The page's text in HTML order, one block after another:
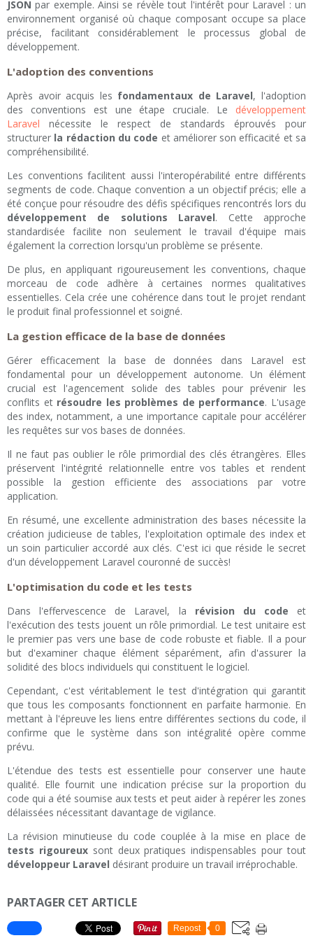
JSON par exemple. Ainsi se révèle tout l'intérêt pour Laravel : un
environnement organisé où chaque composant occupe sa place
précise, facilitant considérablement le processus global de
développement.
L'adoption des conventions
Après avoir acquis les fondamentaux de Laravel, l'adoption
des conventions est une étape cruciale. Le développement
Laravel nécessite le respect de standards éprouvés pour
structurer la rédaction du code et améliorer son efficacité et sa
compréhensibilité.
Les conventions facilitent aussi l'interopérabilité entre différents
segments de code. Chaque convention a un objectif précis; elle a
été conçue pour résoudre des défis spécifiques rencontrés lors du
développement de solutions Laravel. Cette approche
standardisée facilite non seulement le travail d'équipe mais
également la correction lorsqu'un problème se présente.
De plus, en appliquant rigoureusement les conventions, chaque
morceau de code adhère à certaines normes qualitatives
essentielles. Cela crée une cohérence dans tout le projet rendant
le produit final professionnel et soigné.
La gestion efficace de la base de données
Gérer efficacement la base de données dans Laravel est
fondamental pour un développement autonome. Un élément
crucial est l'agencement solide des tables pour prévenir les
conflits et résoudre les problèmes de performance. L'usage
des index, notamment, a une importance capitale pour accélérer
les requêtes sur vos bases de données.
Il ne faut pas oublier le rôle primordial des clés étrangères. Elles
préservent l'intégrité relationnelle entre vos tables et rendent
possible la gestion efficiente des associations par votre
application.
En résumé, une excellente administration des bases nécessite la
création judicieuse de tables, l'exploitation optimale des index et
un soin particulier accordé aux clés. C'est ici que réside le secret
d'un développement Laravel couronné de succès!
L'optimisation du code et les tests
Dans l'effervescence de Laravel, la révision du code et
l'exécution des tests jouent un rôle primordial. Le test unitaire est
le premier pas vers une base de code robuste et fiable. Il a pour
but d'examiner chaque élément séparément, afin d'assurer la
solidité des blocs individuels qui constituent le logiciel.
Cependant, c'est véritablement le test d'intégration qui garantit
que tous les composants fonctionnent en parfaite harmonie. En
mettant à l'épreuve les liens entre différentes sections du code, il
confirme que le système dans son intégralité opère comme
prévu.
L'étendue des tests est essentielle pour conserver une haute
qualité. Elle fournit une indication précise sur la proportion du
code qui a été soumise aux tests et peut aider à repérer les zones
délaissées nécessitant davantage de vigilance.
La révision minutieuse du code couplée à la mise en place de
tests rigoureuxsont deux pratiques indispensables pour tout
développeur Laravel désirant produire un travail irréprochable.
PARTAGER CET ARTICLE
Repost 0